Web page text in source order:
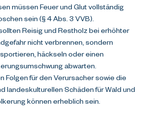
müssen Feuer und Glut vollständig
sein (§ 4 Abs. 3 VVB).
Reisig und Restholz bei erhöhter
nicht verbrennen, sondern
häckseln oder einen
abwarten.
Folgen für den Verursacher sowie die
landeskulturellen Schäden für Wald und
können erheblich sein.